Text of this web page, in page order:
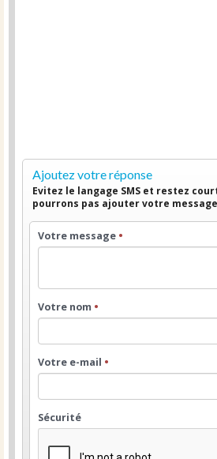
Ajoutez votre réponse
Evitez le langage SMS et restez
pourrons pas ajouter votre
Votre message •
Votre nom •
Votre e-mail •
Sécurité